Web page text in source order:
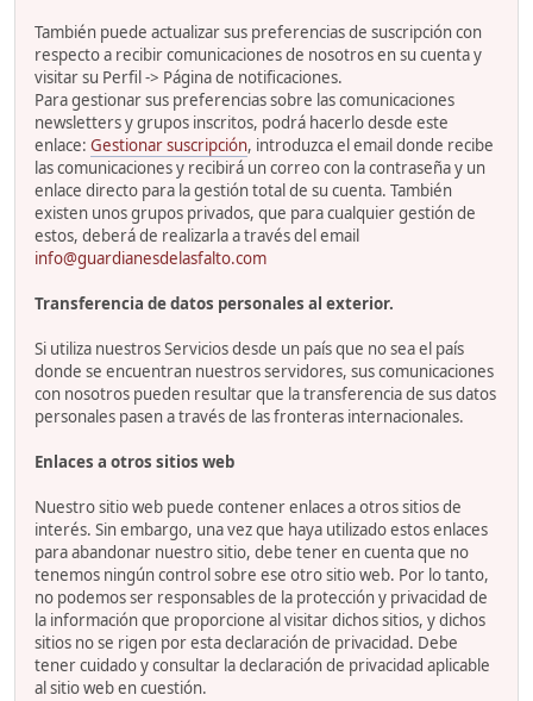
También puede actualizar sus preferencias de suscripción con
respecto a recibir comunicaciones de nosotros en su cuenta y
visitar su Perfil -> Página de notificaciones.
Para gestionar sus preferencias sobre las comunicaciones
newsletters y grupos inscritos, podrá hacerlo desde este
enlace: Gestionar suscripción, introduzca el email donde recibe
las comunicaciones y recibirá un correo con la contraseña y un
enlace directo para la gestión total de su cuenta. También
existen unos grupos privados, que para cualquier gestión de
estos, deberá de realizarla a través del email
info@guardianesdelasfalto.com
Transferencia de datos personales al exterior.
Si utiliza nuestros Servicios desde un país que no sea el país
donde se encuentran nuestros servidores, sus comunicaciones
con nosotros pueden resultar que la transferencia de sus datos
personales pasen a través de las fronteras internacionales.
Enlaces a otros sitios web
Nuestro sitio web puede contener enlaces a otros sitios de
interés. Sin embargo, una vez que haya utilizado estos enlaces
para abandonar nuestro sitio, debe tener en cuenta que no
tenemos ningún control sobre ese otro sitio web. Por lo tanto,
no podemos ser responsables de la protección y privacidad de
la información que proporcione al visitar dichos sitios, y dichos
sitios no se rigen por esta declaración de privacidad. Debe
tener cuidado y consultar la declaración de privacidad aplicable
al sitio web en cuestión.